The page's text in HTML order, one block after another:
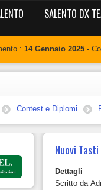
SALENTO DX
:14 Gennaio 2025 -
Contest e Diplomi
Nuovi Tasti
Dettagli
Scritto da